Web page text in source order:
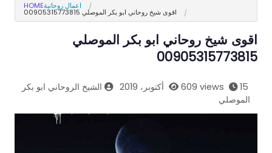
HOMEاعمال روحانية
اقوى شيخ روحاني ابو بكر الموصلي 00905315773815
اقوى شيخ روحاني ابو بكر الموصلي
00905315773815
609 views 15 أكتوبر، 2019
الشيخ الروحاني ابو بكر
الموصلي